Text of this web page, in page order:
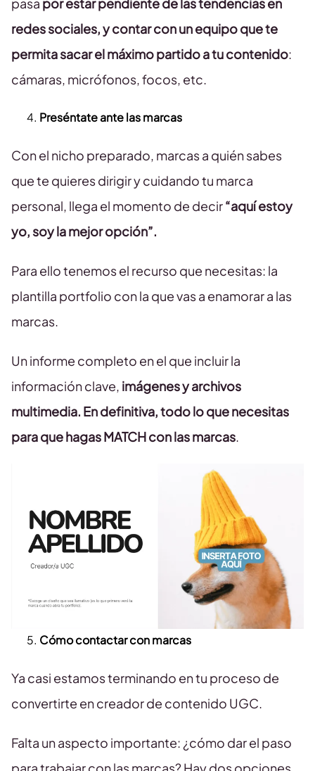
redes sociales, y contar con un equipo que te
permita sacar el máximo partido a tu contenido:
cámaras, micrófonos, focos, etc.
Preséntate ante las marcas
Con el nicho preparado, marcas a quién sabes
que te quieres dirigir y cuidando tu marca
personal, llega el momento de decir“aquí estoy
yo, soy la mejor opción”.
Para ello tenemos el recurso que necesitas: la
plantilla portfolio con la que vas a enamorar a las
marcas.
Un informe completo en el que incluir la
información clave, imágenes y archivos
multimedia. En definitiva, todo lo que necesitas
para que hagas MATCH con las marcas.
Cómo contactar con marcas
Ya casi estamos terminando en tu proceso de
convertirte en creador de contenido UGC.
Falta un aspecto importante: ¿cómo dar el paso
para trabajar con las marcas? Hay dos opciones